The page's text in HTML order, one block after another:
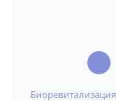
Биоревитализация